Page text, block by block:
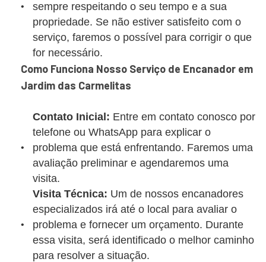
sempre respeitando o seu tempo e a sua
propriedade. Se não estiver satisfeito com o
serviço, faremos o possível para corrigir o que
for necessário.
Como Funciona Nosso Serviço de Encanador em
Jardim das Carmelitas
Contato Inicial: Entre em contato conosco por
telefone ou WhatsApp para explicar o
problema que está enfrentando. Faremos uma
avaliação preliminar e agendaremos uma
visita.
Visita Técnica: Um de nossos encanadores
especializados irá até o local para avaliar o
problema e fornecer um orçamento. Durante
essa visita, será identificado o melhor caminho
para resolver a situação.